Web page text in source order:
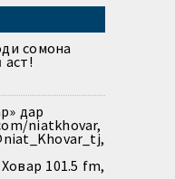
сомона
аст!
дар
niatkhovar,
101.5 fm,